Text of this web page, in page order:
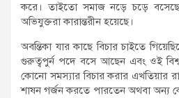
করে। তাইতো সমাজ নড়ে চড়ে
অভিযুক্তরা কারান্তরীন হয়েছে।
অবন্তিকা যার কাছে বিচার চাইতে
গুরুত্বপুর্ন পদে বসে আছেন এবং ওই
কোনো সমস্যার বিচার করার এখতিয়ার
শাষন গর্জন করতে পারতেন অথবা অন্য